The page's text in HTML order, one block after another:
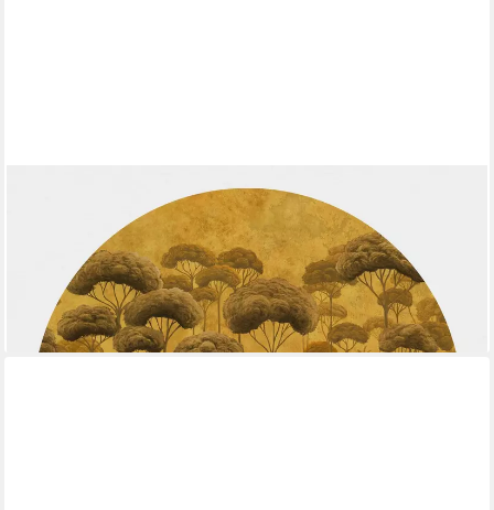
Vliestapete rund Hohe Bäume Dschungel goldener Tönung, Glatt,
Matt, (Vliestapete selbstklebend), Wohnzimmer Schlafzimmer
Küche Wandtattoo Motivtapete Klebe Wandtapete
ab 48,99 €
(195,96 €/ 1 qm)
lieferbar - in 5-6 Werktagen bei dir